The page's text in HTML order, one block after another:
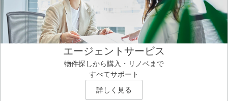
エージェントサービス
物件探しから購入・リノベまで
すべてサポート
詳しく見る